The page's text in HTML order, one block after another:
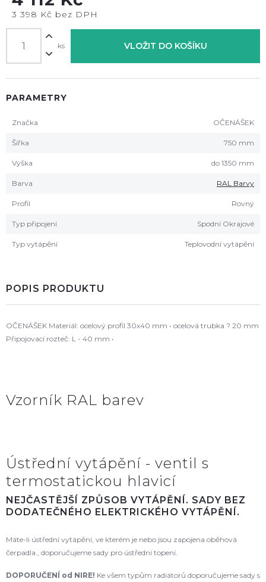
3 398 Kč bez DPH
ks VLOŽIT DO KOŠÍKU
PARAMETRY
Značka OČENÁŠEK
Šířka 750 mm
Výška do 1350 mm
Barva RAL Barvy
Profil Rovný
Typ připojení Spodní Okrajové
Typ vytápění Teplovodní vytápění
POPIS PRODUKTU
OČENÁŠEK Materiál: ocelový profil 30x40 mm • ocelová trubka ? 20 mm
Připojovací rozteč: L - 40 mm •
Vzorník RAL barev
Ústřední vytápění - ventil s
termostatickou hlavicí
NEJČASTĚJŠÍ ZPŮSOB VYTÁPĚNÍ. SADY BEZ
DODATEČNÉHO ELEKTRICKÉHO VYTÁPĚNÍ.
Máte-li ústřední vytápění, ve kterém je nebo jsou zapojena oběhová
čerpadla., doporučujeme sady pro ústřední topení.
DOPORUČENÍ od NIRE! Ke všem typům radiátorů doporučujeme sady s